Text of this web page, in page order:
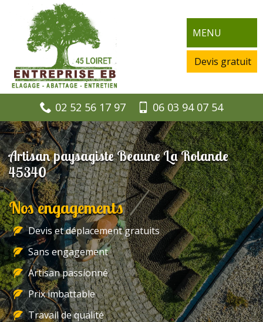
MENU
Devis gratuit
02 52 56 17 97 06 03 94 07 54
Artisan paysagiste Beaune La Rolande
45340
Nos engagements
Devis et déplacement gratuits
Sans engagement
Artisan passionné
Prix imbattable
Travail de qualité